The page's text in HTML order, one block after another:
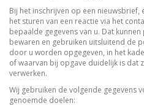
Bij het inschrijven op een nieuwsbrief,
het sturen van een reactie via het
bepaalde gegevens van u. Dat
bewaren en gebruiken uitsluitend de
door u worden opgegeven, in het
of waarvan bij opgave duidelijk is dat
verwerken.
Wij gebruiken de volgende gegevens
genoemde doelen: